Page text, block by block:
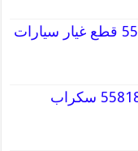
قطع غيار كيا 55818355 قطع غيار سيارات
قطع غيار باجيرو 55818355 سكراب